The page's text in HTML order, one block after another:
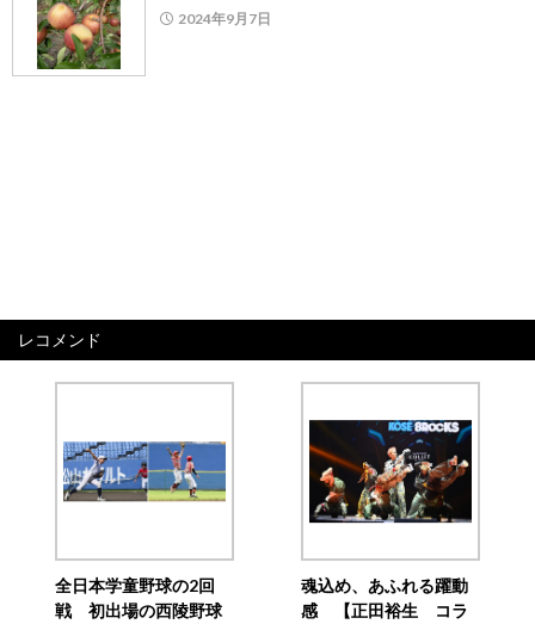
2024年9月7日
レコメンド
全日本学童野球の2回
戦 初出場の西陵野球
魂込め、あふれる躍動
感 【正田裕生 コラ